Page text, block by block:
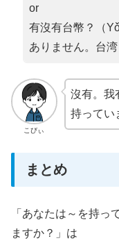
or
有沒有台幣？（
ありません。台
こびぃ
沒有。我
持ってい
まとめ
「あなたは～を持っ
ますか？」は